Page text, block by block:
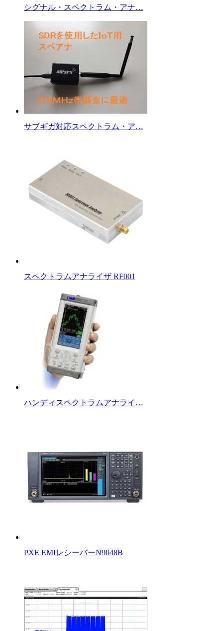
シグナル・スペクトラム・アナ…
サブギガ対応スペクトラム・ア…
スペクトラムアナライザ RF001
ハンディスペクトラムアナライ…
PXE EMIレシーバーN9048B